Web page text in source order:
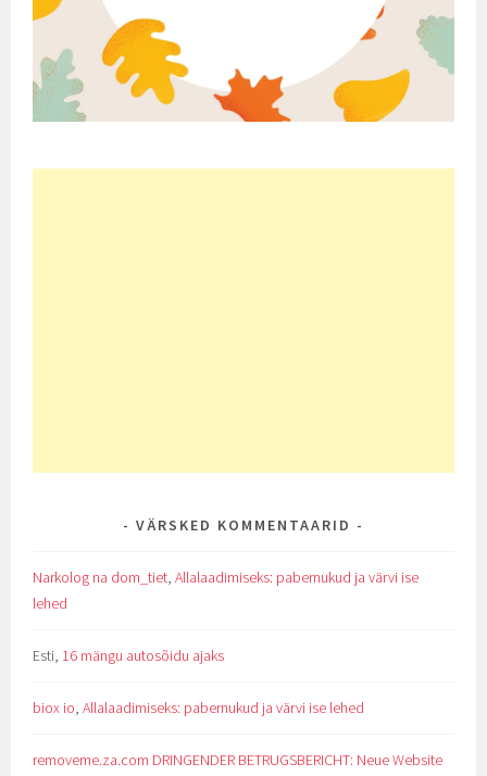
VÄRSKED KOMMENTAARID
Narkolog na dom_tiet,Allalaadimiseks: pabernukud ja värvi ise
lehed
Esti, 16 mängu autosõidu ajaks
biox io,Allalaadimiseks: pabernukud ja värvi ise lehed
removeme.za.com DRINGENDER BETRUGSBERICHT: Neue Website